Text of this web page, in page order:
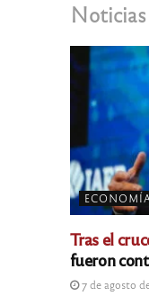
Noticias
Tras el
fueron
7 de agosto